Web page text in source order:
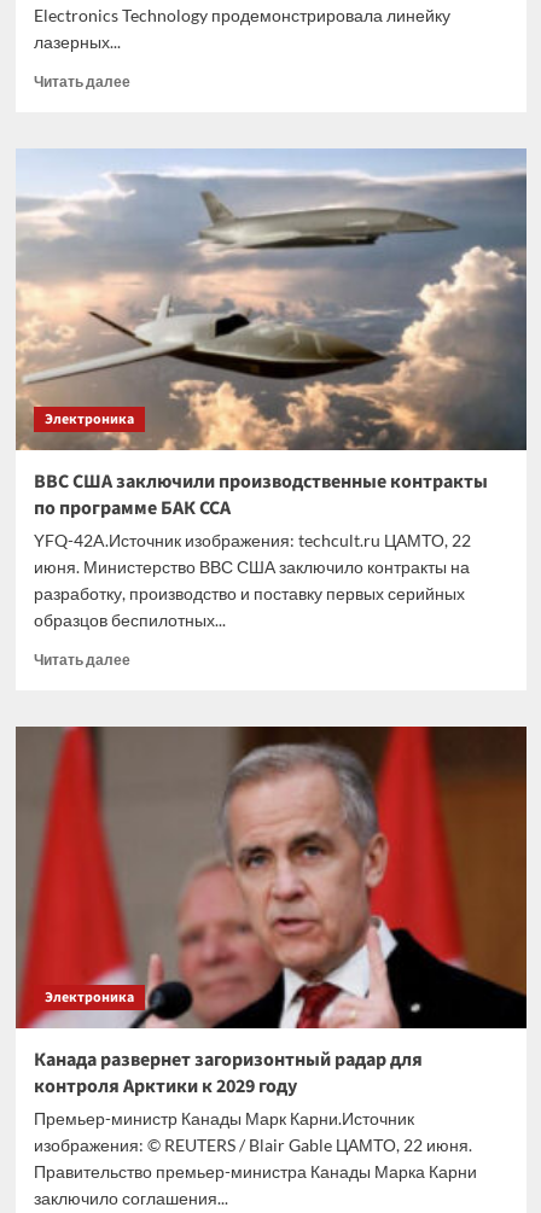
Electronics Technology продемонстрировала линейку
лазерных...
Читать далееПрочитать
Китай
представил
переносные
комплексы
Lijian
для
поражения
БЛА
Электроника
ВВС США заключили производственные контракты
по программе БАК CCA
YFQ-42A.Источник изображения: techcult.ru ЦАМТО, 22
июня. Министерство ВВС США заключило контракты на
разработку, производство и поставку первых серийных
образцов беспилотных...
Читать далееПрочитать
ВВС
производственные
Электроника
Канада развернет загоризонтный радар для
контроля Арктики к 2029 году
Премьер-министр Канады Марк Карни.Источник
изображения: © REUTERS / Blair Gable ЦАМТО, 22 июня.
Правительство премьер-министра Канады Марка Карни
заключило соглашения...